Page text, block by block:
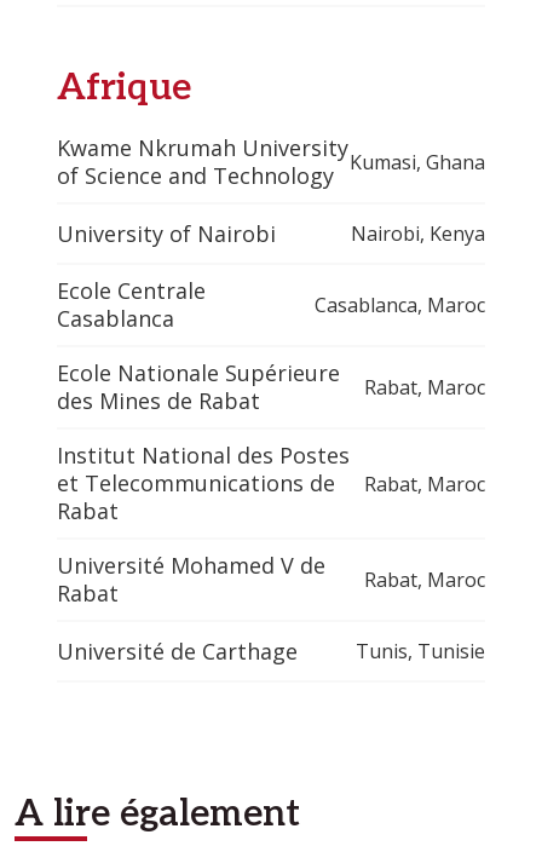
Afrique
Kwame Nkrumah University
of Science and Technology
Kumasi, Ghana
University of Nairobi Nairobi, Kenya
Ecole Centrale
Casablanca
Casablanca, Maroc
Ecole Nationale Supérieure
des Mines de Rabat
Rabat, Maroc
Institut National des Postes
et Telecommunications de
Rabat
Rabat, Maroc
Université Mohamed V de
Rabat
Rabat, Maroc
Université de Carthage Tunis, Tunisie
A lire également